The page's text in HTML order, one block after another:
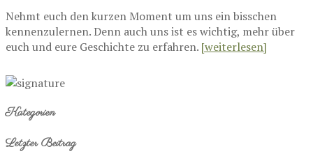
Nehmt euch den kurzen Moment um uns ein bisschen
kennenzulernen. Denn auch uns ist es wichtig, mehr über
euch und eure Geschichte zu erfahren. [weiterlesen]
Kategorien
Letzter Beitrag